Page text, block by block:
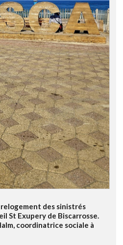
des sinistrés
St Exupery de Biscarrosse.
coordinatrice sociale à